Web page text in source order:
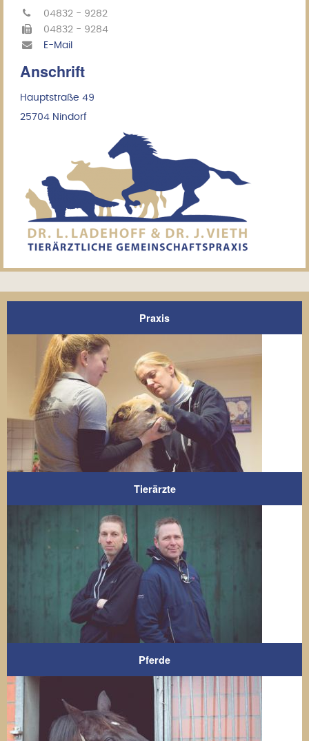
04832 - 9282
04832 - 9284
E-Mail
Anschrift
Hauptstraße 49
25704 Nindorf
Praxis
Tierärzte
Pferde